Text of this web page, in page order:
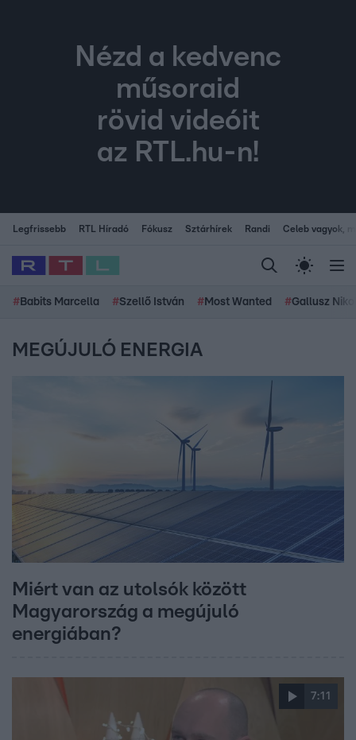
Nézd a kedvenc
műsoraid
rövid videóit
az RTL.hu-n!
Legfrissebb RTL Híradó Fókusz Sztárhírek Randi Celeb vagyok,
# Babits Marcella #Szellő István # Most Wanted #Gallusz
MEGÚJULÓ ENERGIA
Miért van az utolsók között
Magyarország a megújuló
energiában?
7:11